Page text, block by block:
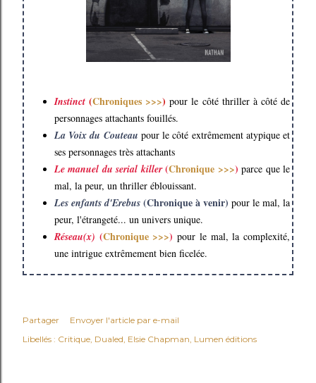
Instinct (Chroniques >>>) pour le côté thriller à côté de
personnages attachants fouillés.
La Voix du Couteau pour le côté extrêmement atypique et
ses personnages très attachants
Le manuel du serial killer(Chronique >>>) parce que le
mal, la peur, un thriller éblouissant.
Les enfants d'Erebus (Chronique à venir) pour le mal, la
peur, l'étrangeté... un univers unique.
Réseau(x) (Chronique >>>) pour le mal, la complexité,
une intrigue extrêmement bien ficelée.
Partager
Envoyer l'article par e-mail
Libellés : Critique Dualed Elsie Chapman Lumen éditions